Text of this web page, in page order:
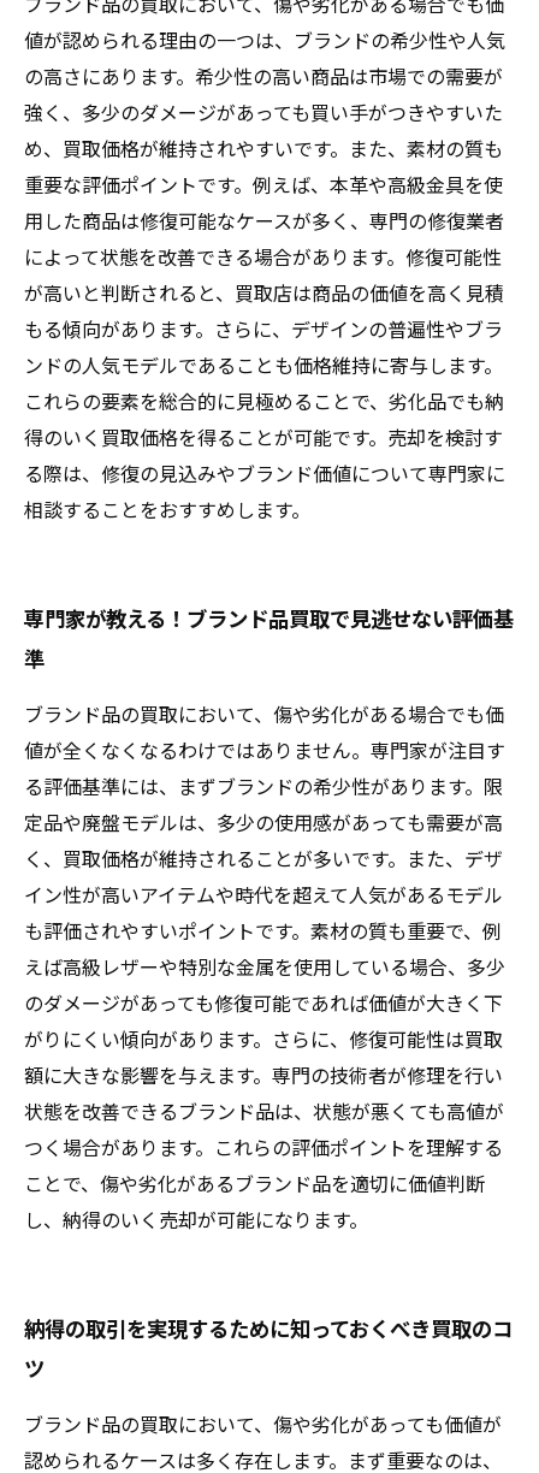
値が認められる理由の一つは、ブランドの希少性や人気
の高さにあります。希少性の高い商品は市場での需要が
強く、多少のダメージがあっても買い手がつきやすいた
め、買取価格が維持されやすいです。また、素材の質も
重要な評価ポイントです。例えば、本革や高級金具を使
用した商品は修復可能なケースが多く、専門の修復業者
によって状態を改善できる場合があります。修復可能性
が高いと判断されると、買取店は商品の価値を高く見積
もる傾向があります。さらに、デザインの普遍性やブラ
ンドの人気モデルであることも価格維持に寄与します。
これらの要素を総合的に見極めることで、劣化品でも納
得のいく買取価格を得ることが可能です。売却を検討す
る際は、修復の見込みやブランド価値について専門家に
相談することをおすすめします。
専門家が教える！ブランド品買取で見逃せない評価基
準
ブランド品の買取において、傷や劣化がある場合でも価
値が全くなくなるわけではありません。専門家が注目す
る評価基準には、まずブランドの希少性があります。限
定品や廃盤モデルは、多少の使用感があっても需要が高
く、買取価格が維持されることが多いです。また、デザ
イン性が高いアイテムや時代を超えて人気があるモデル
も評価されやすいポイントです。素材の質も重要で、例
えば高級レザーや特別な金属を使用している場合、多少
のダメージがあっても修復可能であれば価値が大きく下
がりにくい傾向があります。さらに、修復可能性は買取
額に大きな影響を与えます。専門の技術者が修理を行い
状態を改善できるブランド品は、状態が悪くても高値が
つく場合があります。これらの評価ポイントを理解する
ことで、傷や劣化があるブランド品を適切に価値判断
し、納得のいく売却が可能になります。
納得の取引を実現するために知っておくべき買取のコ
ツ
ブランド品の買取において、傷や劣化があっても価値が
認められるケースは多く存在します。まず重要なのは、